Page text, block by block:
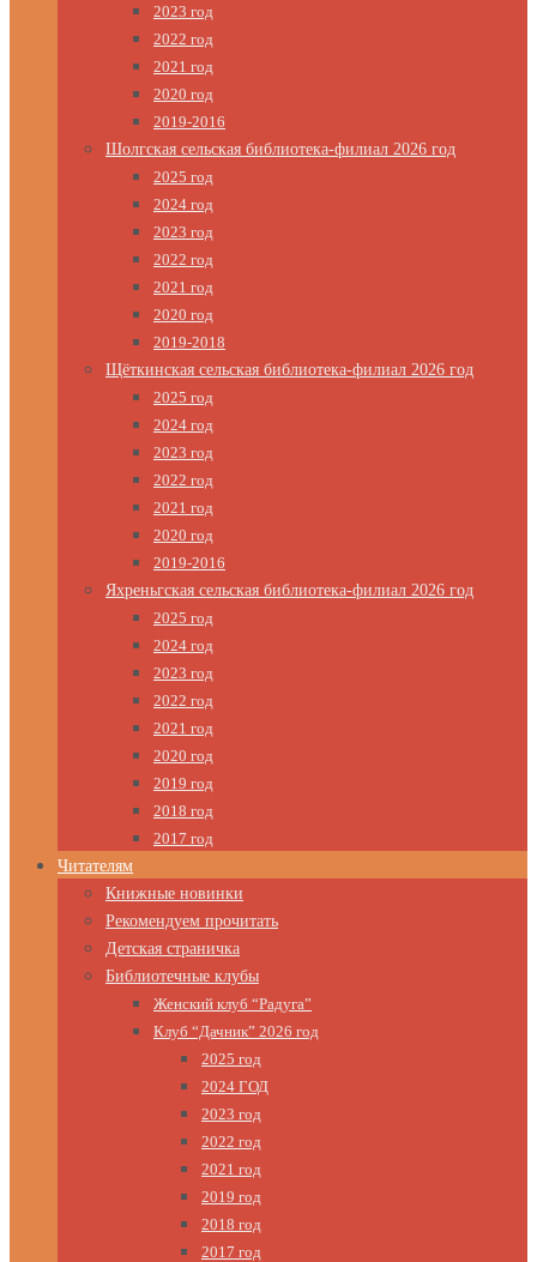
2023 год
2022 год
2021 год
2020 год
2019-2016
Шолгская сельская библиотека-филиал 2026 год
2025 год
2024 год
2023 год
2022 год
2021 год
2020 год
2019-2018
Щёткинская сельская библиотека-филиал 2026 год
2025 год
2024 год
2023 год
2022 год
2021 год
2020 год
2019-2016
Яхреньгская сельская библиотека-филиал 2026 год
2025 год
2024 год
2023 год
2022 год
2021 год
2020 год
2019 год
2018 год
2017 год
Читателям
Книжные новинки
Рекомендуем прочитать
Детская страничка
Библиотечные клубы
Женский клуб “Радуга”
Клуб “Дачник” 2026 год
2025 год
2024 ГОД
2023 год
2022 год
2021 год
2019 год
2018 год
2017 год